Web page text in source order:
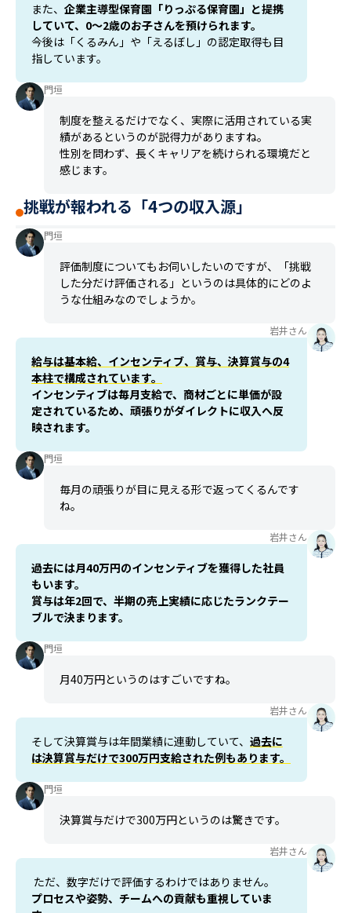
また、 企業主導型保育園「りっぷる保育園」と提携
していて、0〜2歳のお子さんを預けられます。
今後は「くるみん」や「えるぼし」の認定取得も目
指しています。
門垣
制度を整えるだけでなく、実際に活用されている実
績があるというのが説得力がありますね。
性別を問わず、長くキャリアを続けられる環境だと
感じます。
挑戦が報われる「4つの収入源」
門垣
評価制度についてもお伺いしたいのですが、「挑戦
した分だけ評価される」というのは具体的にどのよ
うな仕組みなのでしょうか。
岩井さん
給与は基本給、インセンティブ、賞与、決算賞与の4
本柱で構成されています。
インセンティブは毎月支給で、商材ごとに単価が設
定されているため、頑張りがダイレクトに収入へ反
映されます。
門垣
毎月の頑張りが目に見える形で返ってくるんです
ね。
岩井さん
過去には月40万円のインセンティブを獲得した社員
もいます。
賞与は年2回で、半期の売上実績に応じたランクテー
ブルで決まります。
門垣
月40万円というのはすごいですね。
岩井さん
そして決算賞与は年間業績に連動していて、 過去に
は決算賞与だけで300万円支給された例もあります。
門垣
決算賞与だけで300万円というのは驚きです。
岩井さん
ただ、数字だけで評価するわけではありません。
プロセスや姿勢、チームへの貢献も重視していま